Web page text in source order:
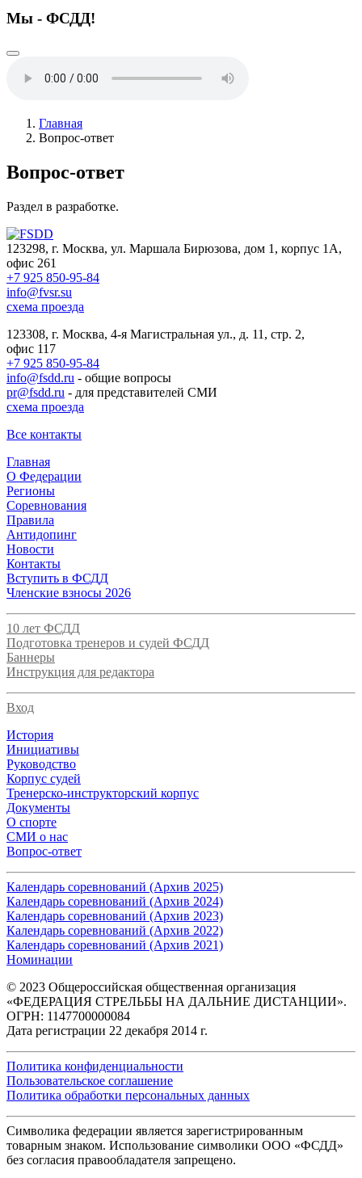
Мы - ФСДД!
Главная
Вопрос-ответ
Вопрос-ответ
Раздел в разработке.
123298, г. Москва, ул. Маршала Бирюзова, дом 1, корпус 1А,
офис 261
+7 925 850-95-84
info@fvsr.su
схема проезда
123308, г. Москва, 4-я Магистральная ул., д. 11, стр. 2,
офис 117
+7 925 850-95-84
info@fsdd.ru - общие вопросы
pr@fsdd.ru - для представителей СМИ
схема проезда
Все контакты
Главная
О Федерации
Регионы
Соревнования
Правила
Антидопинг
Новости
Контакты
Вступить в ФСДД
Членские взносы 2026
10 лет ФСДД
Подготовка тренеров и судей ФСДД
Баннеры
Инструкция для редактора
Вход
История
Инициативы
Руководство
Корпус судей
Тренерско-инструкторский корпус
Документы
О спорте
СМИ о нас
Вопрос-ответ
Календарь соревнований (Архив 2025)
Календарь соревнований (Архив 2024)
Календарь соревнований (Архив 2023)
Календарь соревнований (Архив 2022)
Календарь соревнований (Архив 2021)
Номинации
© 2023 Общероссийская общественная организация
«ФЕДЕРАЦИЯ СТРЕЛЬБЫ НА ДАЛЬНИЕ ДИСТАНЦИИ».
ОГРН: 1147700000084
Дата регистрации 22 декабря 2014 г.
Политика конфиденциальности
Пользовательское соглашение
Политика обработки персональных данных
Символика федерации является зарегистрированным
товарным знаком. Использование символики ООО «ФСДД»
без согласия правообладателя запрещено.